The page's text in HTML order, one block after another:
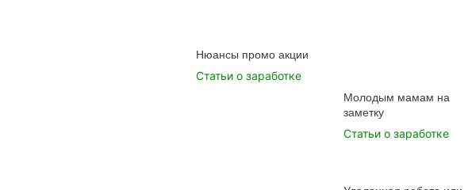
Нюансы промо акции
Статьи о заработке
Молодым мамам на
заметку
Статьи о заработке